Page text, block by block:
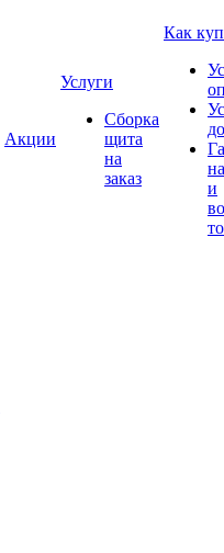
Акции
Услуги
Сборка
щита
на
заказ
Как
и